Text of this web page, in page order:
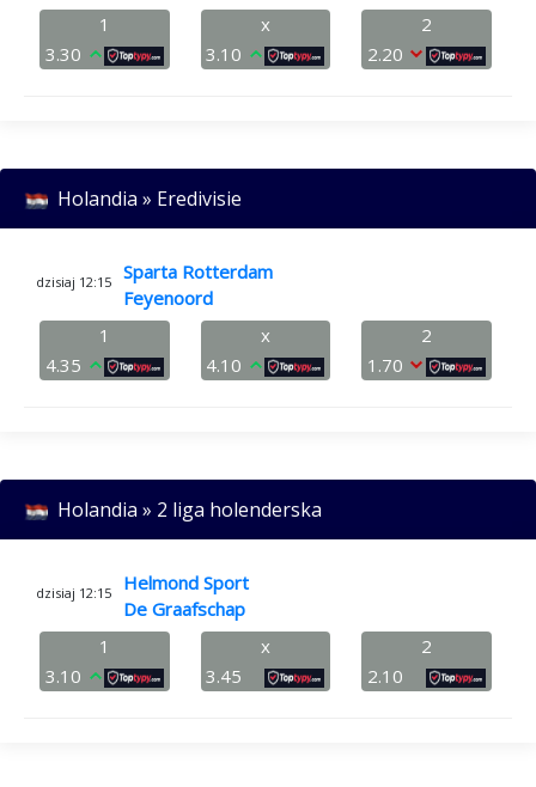
1
3.30
x
3.10
2
2.20
Holandia » Eredivisie
dzisiaj 12:15
Sparta Rotterdam
Feyenoord
1
4.35
x
4.10
2
1.70
Holandia » 2 liga holenderska
dzisiaj 12:15
Helmond Sport
De Graafschap
1
3.10
x
3.45
2
2.10